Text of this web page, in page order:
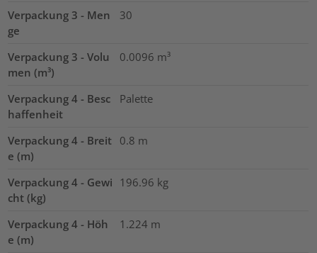
Verpackung 3 - Men
ge
30
Verpackung 3 - Volu
men (m³)
0.0096 m³
Verpackung 4 - Besc
haffenheit
Palette
Verpackung 4 - Breit
e (m)
0.8 m
Verpackung 4 - Gewi
cht (kg)
196.96 kg
Verpackung 4 - Höh
e (m)
1.224 m